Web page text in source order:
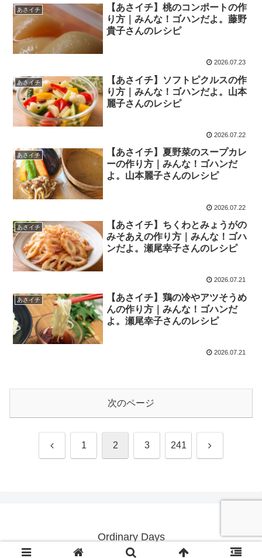
あさイチ
【あさイチ】桃のコンポートの作
り方｜みんな！ゴハンだよ。藤野
貴子さんのレシピ
2026.07.23
あさイチ
【あさイチ】ソフトピクルスの作
り方｜みんな！ゴハンだよ。山本
麗子さんのレシピ
2026.07.22
あさイチ
【あさイチ】夏野菜のスープカレ
ーの作り方｜みんな！ゴハンだ
よ。山本麗子さんのレシピ
2026.07.22
あさイチ
【あさイチ】ちくわとみょうがの
みそあえの作り方｜みんな！ゴハ
ンだよ。瀬尾幸子さんのレシピ
2026.07.21
あさイチ
【あさイチ】鶏の冷やアツそうめ
んの作り方｜みんな！ゴハンだ
よ。瀬尾幸子さんのレシピ
2026.07.21
次のページ
前 1 2 3 241 次
Ordinary Days
© 2022 Ordinary Days.